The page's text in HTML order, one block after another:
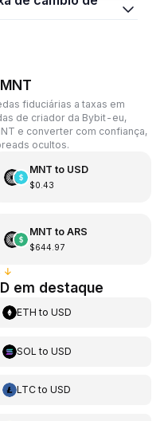
fiduciárias a taxas em
de criador da Bybit-eu,
e converter com confiança,
ocultos.
MNT to USD
$0.43
MNT to ARS
$644.97
↓
em destaque
ETH toUSD
SOL toUSD
LTCtoUSD